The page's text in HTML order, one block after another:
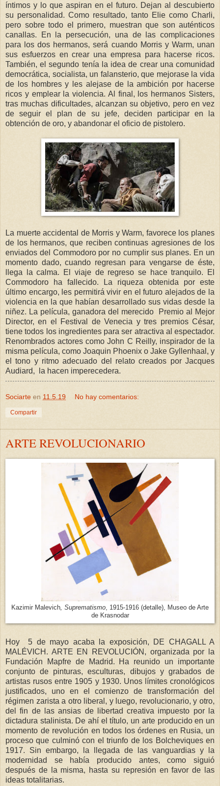
íntimos y lo que aspiran en el futuro. Dejan al descubierto
su personalidad. Como resultado, tanto Elie como Charli,
pero sobre todo el primero, muestran que son auténticos
canallas. En la persecución, una de las complicaciones
para los dos hermanos, será cuando Morris y Warm, unan
sus esfuerzos en crear una empresa para hacerse ricos.
También, el segundo tenía la idea de crear una comunidad
democrática, socialista, un falansterio, que mejorase la vida
de los hombres y les alejase de la ambición por hacerse
ricos y emplear la violencia. Al final, los hermanos Sisters,
tras muchas dificultades, alcanzan su objetivo, pero en vez
de seguir el plan de su jefe, deciden participar en la
obtención de oro, y abandonar el oficio de pistolero.
La muerte accidental de Morris y Warm, favorece los planes
de los hermanos, que reciben continuas agresiones de los
enviados del Commodoro por no cumplir sus planes. En un
momento dado, cuando regresan para vengarse de éste,
llega la calma. El viaje de regreso se hace tranquilo. El
Commodoro ha fallecido. La riqueza obtenida por este
último encargo, les permitirá vivir en el futuro alejados de la
violencia en la que habían desarrollado sus vidas desde la
niñez. La película, ganadora del merecido Premio al Mejor
Director, en el Festival de Venecia y tres premios César,
tiene todos los ingredientes para ser atractiva al espectador.
Renombrados actores como John C Reilly, inspirador de la
misma película, como Joaquin Phoenix o Jake Gyllenhaal, y
el tono y ritmo adecuado del relato creados por Jacques
Audiard, la hacen imperecedera.
Sociarte en 11.5.19 No hay comentarios:
Compartir
ARTE REVOLUCIONARIO
Kazimir Malevich , Suprematismo , 1915-1916 (detalle), Museo de Arte
de Krasnodar
Hoy 5 de mayo acaba la exposición, DE CHAGALL A
MALÉVICH. ARTE EN REVOLUCIÓN, organizada por la
Fundación Mapfre de Madrid. Ha reunido un importante
conjunto de pinturas, esculturas, dibujos y grabados de
artistas rusos entre 1905 y 1930. Unos límites cronológicos
justificados, uno en el comienzo de transformación del
régimen zarista a otro liberal, y luego, revolucionario, y otro,
del fin de las ansias de libertad creativa impuesto por la
dictadura stalinista. De ahí el título, un arte producido en un
momento de revolución en todos los órdenes en Rusia, un
proceso que culminó con el triunfo de los Bolcheviques en
1917. Sin embargo, la llegada de las vanguardias y la
modernidad se había producido antes, como siguió
después de la misma, hasta su represión en favor de las
ideas totalitarias.